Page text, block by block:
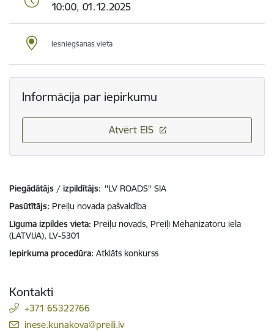
10:00, 01.12.2025
Iesniegšanas vieta
Informācija par iepirkumu
Atvērt EIS
Piegādātājs / izpildītājs: ''LV ROADS'' SIA
Pasūtītājs Preiļu novada pašvaldība
Līguma izpildes vieta Preiļu novads, Preiļi Mehanizatoru iela
(LATVIJA), LV-5301
Iepirkuma procedūra Atklāts konkurss
Kontakti
+371 65322766
E-pasts:
inese.kunakova@preili.lv